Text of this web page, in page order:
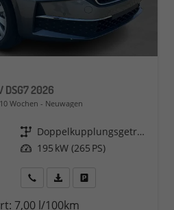
DSG7 2026
Wochen Neuwagen
Getriebe
Doppelkupplungsgetriebe (DSG)
Leistung 195 kW (265 PS)
Rückruf PDF-Datei, Fahrzeugexposé
7,00 l/100km